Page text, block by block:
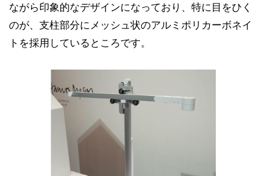
ながら印象的なデザインになっており、特に目をひく
のが、支柱部分にメッシュ状のアルミポリカーボネイ
トを採用しているところです。